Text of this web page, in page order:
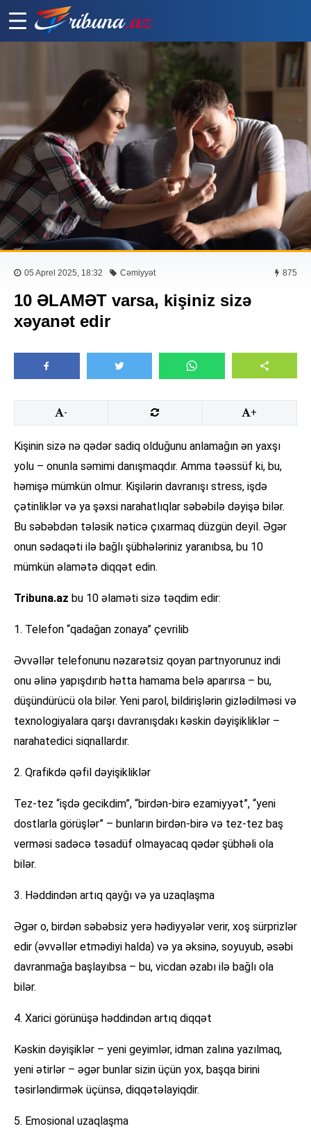
05 Aprel 2025, 18:32 Cəmiyyət 875
10 ƏLAMƏT varsa, kişiniz sizə
xəyanət edir
- +
Kişinin sizə nə qədər sadiq olduğunu anlamağın ən yaxşı
yolu – onunla səmimi danışmaqdır. Amma təəssüf ki, bu,
həmişə mümkün olmur. Kişilərin davranışı stress, işdə
çətinliklər və ya şəxsi narahatlıqlar səbəbilə dəyişə bilər.
Bu səbəbdən tələsik nəticə çıxarmaq düzgün deyil. Əgər
onun sədaqəti ilə bağlı şübhələriniz yaranıbsa, bu 10
mümkün əlamətə diqqət edin.
Tribuna.az bu 10 əlaməti sizə təqdim edir:
1. Telefon “qadağan zonaya” çevrilib
Əvvəllər telefonunu nəzarətsiz qoyan partnyorunuz indi
onu əlinə yapışdırıb hətta hamama belə aparırsa – bu,
düşündürücü ola bilər. Yeni parol, bildirişlərin gizlədilməsi və
texnologiyalara qarşı davranışdakı kəskin dəyişikliklər –
narahatedici siqnallardır.
2. Qrafikdə qəfil dəyişikliklər
Tez-tez “işdə gecikdim”, “birdən-birə ezamiyyət”, “yeni
dostlarla görüşlər” – bunların birdən-birə və tez-tez baş
verməsi sadəcə təsadüf olmayacaq qədər şübhəli ola
bilər.
3. Həddindən artıq qayğı və ya uzaqlaşma
Əgər o, birdən səbəbsiz yerə hədiyyələr verir, xoş sürprizlər
edir (əvvəllər etmədiyi halda) və ya əksinə, soyuyub, əsəbi
davranmağa başlayıbsa – bu, vicdan əzabı ilə bağlı ola
bilər.
4. Xarici görünüşə həddindən artıq diqqət
Kəskin dəyişiklər – yeni geyimlər, idman zalına yazılmaq,
yeni ətirlər – əgər bunlar sizin üçün yox, başqa birini
təsirləndirmək üçünsə, diqqətəlayiqdir.
5. Emosional uzaqlaşma